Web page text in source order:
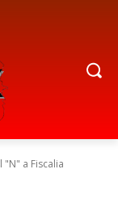
"N" a Fiscalia